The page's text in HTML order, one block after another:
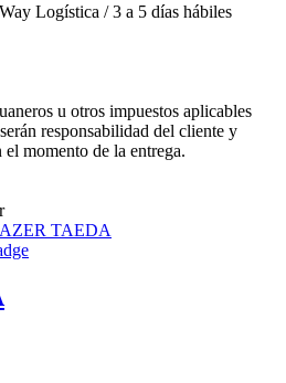
Logística / 3 a 5 días hábiles
u otros impuestos aplicables
responsabilidad del cliente y
momento de la entrega.